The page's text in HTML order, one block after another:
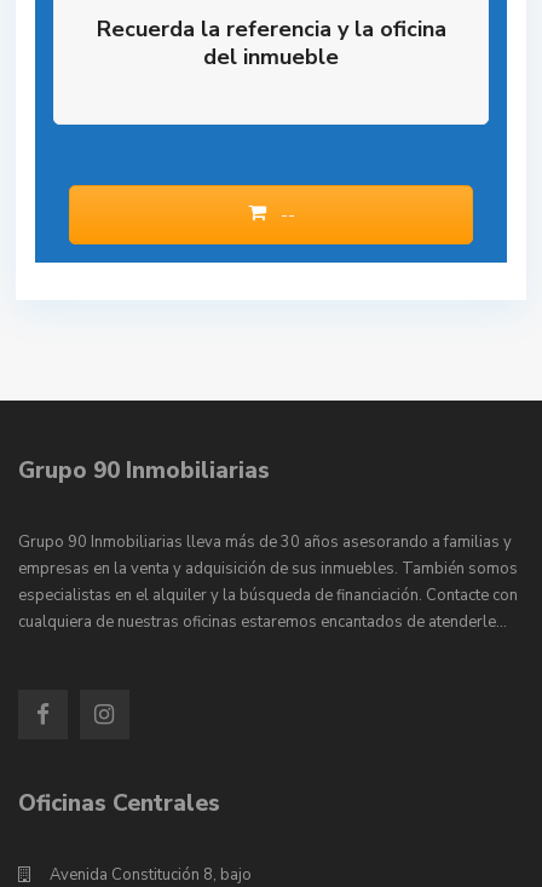
Recuerda la referencia y la oficina
del inmueble
--
Grupo 90 Inmobiliarias
Grupo 90 Inmobiliarias lleva más de 30 años asesorando a familias y
empresas en la venta y adquisición de sus inmuebles. También somos
especialistas en el alquiler y la búsqueda de financiación. Contacte con
cualquiera de nuestras oficinas estaremos encantados de atenderle…
Oficinas Centrales
Avenida Constitución 8, bajo